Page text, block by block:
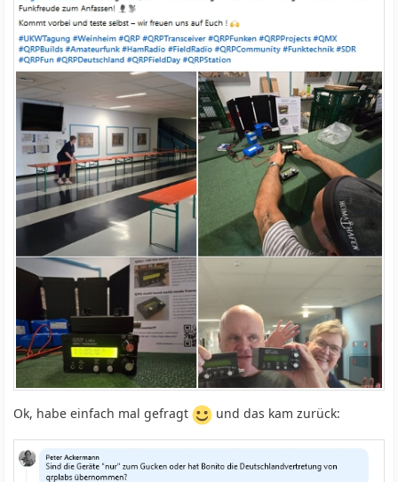
Ok, habe einfach mal gefragt und das kam zurück: